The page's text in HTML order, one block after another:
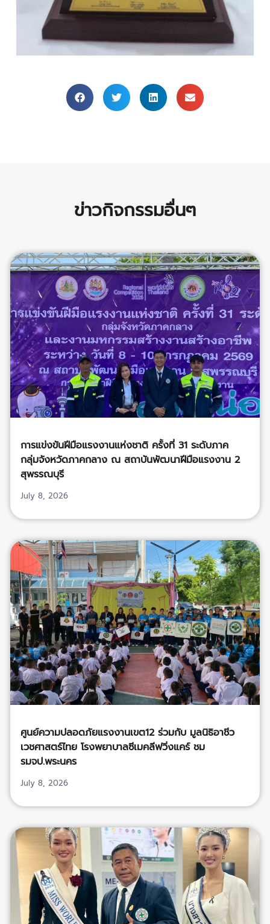
ข่าวกิจกรรมอื่นๆ
การแข่งขันฝีมือแรงงานแห่งชาติ ครั้งที่ 31 ระดับภาค
กลุ่มจังหวัดภาคกลาง ณ สถาบันพัฒนาฝีมือแรงงาน 2
สุพรรณบุรี
July 8, 2026
ศูนย์ความปลอดภัยแรงงานเขต12 ร่วมกับ มูลนิธิอาชีว
เวชศาสตร์ไทย โรงพยาบาลซีเมคลีฟวิ่งแคร์ ชม
รมจป.พระนคร
July 8, 2026